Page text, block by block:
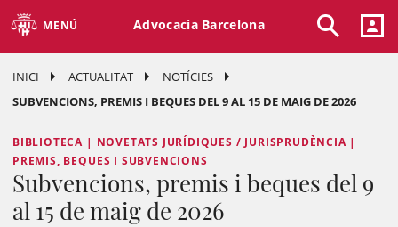
MENÚ Advocacia Barcelona
INICI ACTUALITAT
NOTÍCIES
SUBVENCIONS, PREMIS I BEQUES DEL 9 AL 15 DE MAIG DE 2026
BIBLIOTECA | NOVETATS JURÍDIQUES / JURISPRUDÈNCIA |
PREMIS, BEQUES I SUBVENCIONS
Subvencions, premis i beques del 9
al 15 de maig de 2026